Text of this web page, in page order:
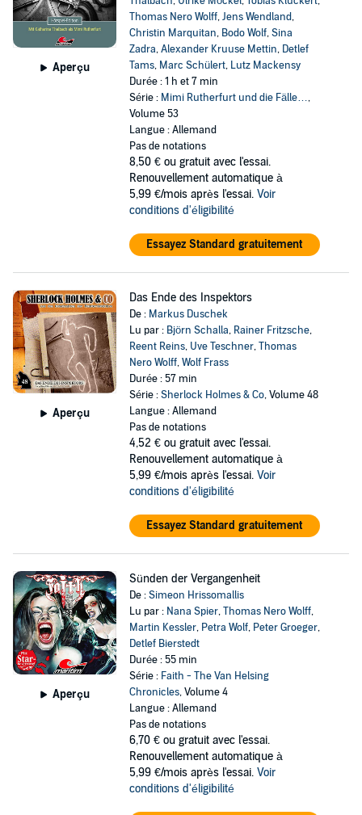
Aperçu
Thomas Nero Wolff,Jens Wendland,
Christin Marquitan, Bodo Wolf,Sina
Zadra,Alexander Kruuse Mettin, Detlef
Tams, Marc Schülert, Lutz Mackensy
Durée : 1 h et 7 min
Série : Mimi Rutherfurt und die Fälle…,
Volume 53
Langue : Allemand
Pas de notations
8,50 € ou gratuit avec l'essai.
Renouvellement automatique à
5,99 €/mois après l'essai. Voir
conditions d'éligibilité
Essayez Standard gratuitement
Aperçu
Das Ende des Inspektors
De : Markus Duschek
Lu par : Björn Schalla, Rainer Fritzsche,
Reent Reins, Uve Teschner,Thomas
Nero Wolff,Wolf Frass
Durée : 57 min
Série :Sherlock Holmes & Co, Volume 48
Langue : Allemand
Pas de notations
4,52 € ou gratuit avec l'essai.
Renouvellement automatique à
5,99 €/mois après l'essai. Voir
conditions d'éligibilité
Essayez Standard gratuitement
Aperçu
Sünden der Vergangenheit
De :Simeon Hrissomallis
Lu par : Nana Spier,Thomas Nero Wolff,
Martin Kessler, Petra Wolf, Peter Groeger,
Detlef Bierstedt
Durée : 55 min
Série : Faith - The Van Helsing
Chronicles, Volume 4
Langue : Allemand
Pas de notations
6,70 € ou gratuit avec l'essai.
Renouvellement automatique à
5,99 €/mois après l'essai. Voir
conditions d'éligibilité